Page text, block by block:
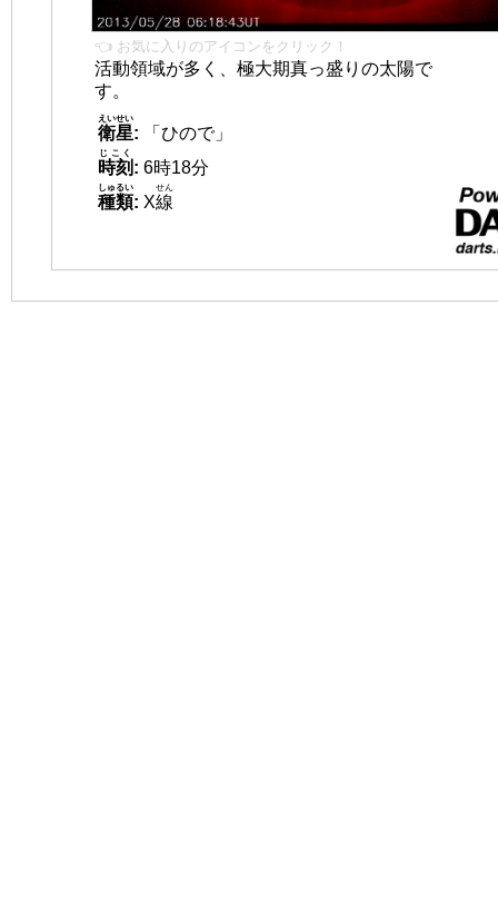
👈 お気に入りのアイコンをクリック！
活動領域が多く、極大期真っ盛りの太陽で
す。
衛星
えいせい
:
「ひので」
時刻
じこく
: 6時18分
種類
しゅるい
: X線
せん